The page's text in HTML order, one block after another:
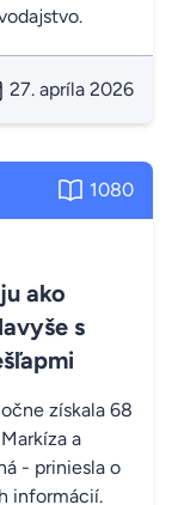
27. apríla 2026
1080
ako
s
získala 68
a
- priniesla o
informácií.